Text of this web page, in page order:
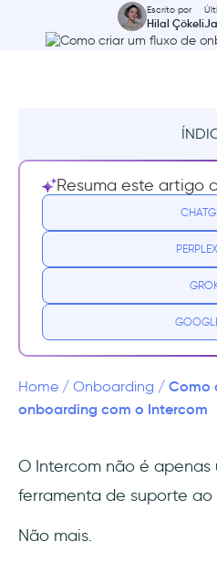
Escrito por
Hilal Çökeli
Resumo
Quais são os
onboarding de
Recursos do
O valor agregado da
Como criar um bom
Intercom
1- Instale o Intercom
Resuma este artigo
Home / Onboarding / Como
onboarding com o Intercom
O Intercom não é apenas
ferramenta de suporte ao
Não mais.